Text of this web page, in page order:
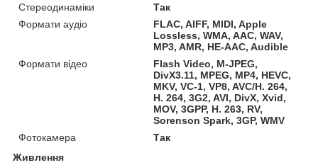
Стереодинаміки
Так
Формати аудіо
FLAC, AIFF, MIDI, Apple
Lossless, WMA, AAC, WAV,
MP3, AMR, HE-AAC, Audible
Формати відео
Flash Video, M-JPEG,
DivX3.11, MPEG, MP4, HEVC,
MKV, VC-1, VP8, AVC/H. 264,
H. 264, 3G2, AVI, DivX, Xvid,
MOV, 3GPP, H. 263, RV,
Sorenson Spark, 3GP, WMV
Фотокамера
Так
Живлення